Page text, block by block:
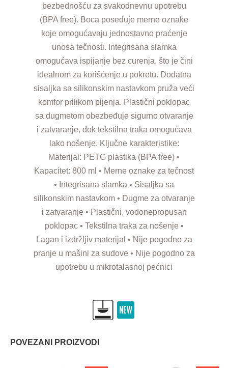
bezbednošću za svakodnevnu upotrebu
(BPA free). Boca poseduje merne oznake
koje omogućavaju jednostavno praćenje
unosa tečnosti. Integrisana slamka
omogućava ispijanje bez curenja, što je čini
idealnom za korišćenje u pokretu. Dodatna
sisaljka sa silikonskim nastavkom pruža veći
komfor prilikom pijenja. Plastični poklopac
sa dugmetom obezbeđuje sigurno otvaranje
i zatvaranje, dok tekstilna traka omogućava
lako nošenje. Ključne karakteristike:
Materijal: PETG plastika (BPA free) •
Kapacitet: 800 ml • Merne oznake za tečnost
• Integrisana slamka • Sisaljka sa
silikonskim nastavkom • Dugme za otvaranje
i zatvaranje • Plastični, vodonepropusan
poklopac • Tekstilna traka za nošenje •
Lagan i izdržljiv materijal • Nije pogodno za
pranje u mašini za sudove • Nije pogodno za
upotrebu u mikrotalasnoj pećnici
POVEZANI PROIZVODI